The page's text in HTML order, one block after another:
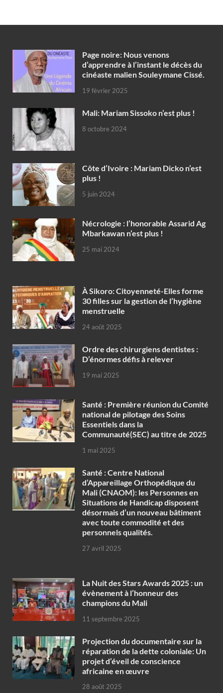
Page noire: Nous venons
d’apprendre à l’instant le décès du
cinéaste malien Souleymane Cissé.
19 février 2025
Mali: Mariam Sissoko n’est plus !
8 octobre 2024
Côte d’Ivoire : Mariam Dicko n’est
plus !
5 juin 2024
Nécrologie : l’honorable Assarid Ag
Mbarkawan n’est plus !
25 mai 2024
À Sikoro: Citoyenneté-Elles forme
30 filles sur la gestion de l’hygiène
menstruelle
24 août 2025
Ordre des chirurgiens dentistes :
D’énormes défis à relever
19 mai 2025
Santé : Première réunion du Comité
national de pilotage des Soins
Essentiels dans la
Communauté(SEC) au titre de 2025
1 mai 2025
Santé : Centre National
d’Appareillage Orthopédique du
Mali (CNAOM): les Personnes en
Situations de Handicap disposent
désormais d’un nouveau bâtiment
avec toute commodité et des
personnels qualités.
27 avril 2025
‎La Nuit des Stars Awards 2025 : un
évènement à l’honneur des
champions du Mali
11 septembre 2025
Projection du documentaire sur la
réparation de la dette coloniale: Un
projet d’éveil de conscience
africaine en œuvre‎
28 août 2025